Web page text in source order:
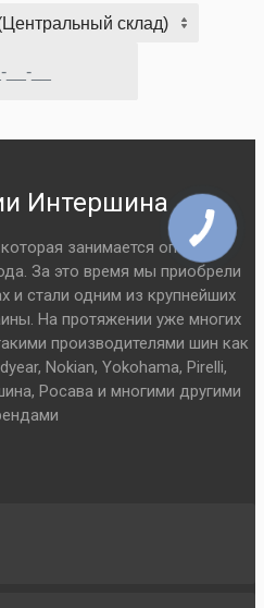
Интершина
занимается оптовой
За это время мы приобрели
и стали одним из крупнейших
На протяжении уже многих
производителями шин как
Nokian, Yokohama, Pirelli,
Росава и многими другими